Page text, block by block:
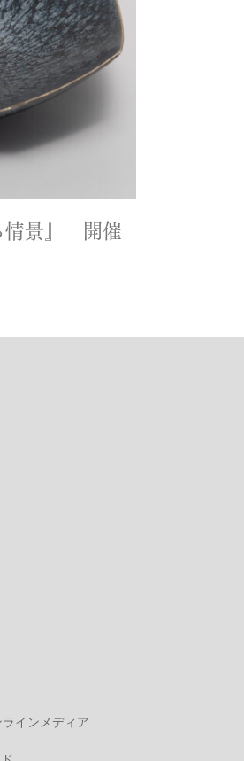
情景』 開催
インメディア